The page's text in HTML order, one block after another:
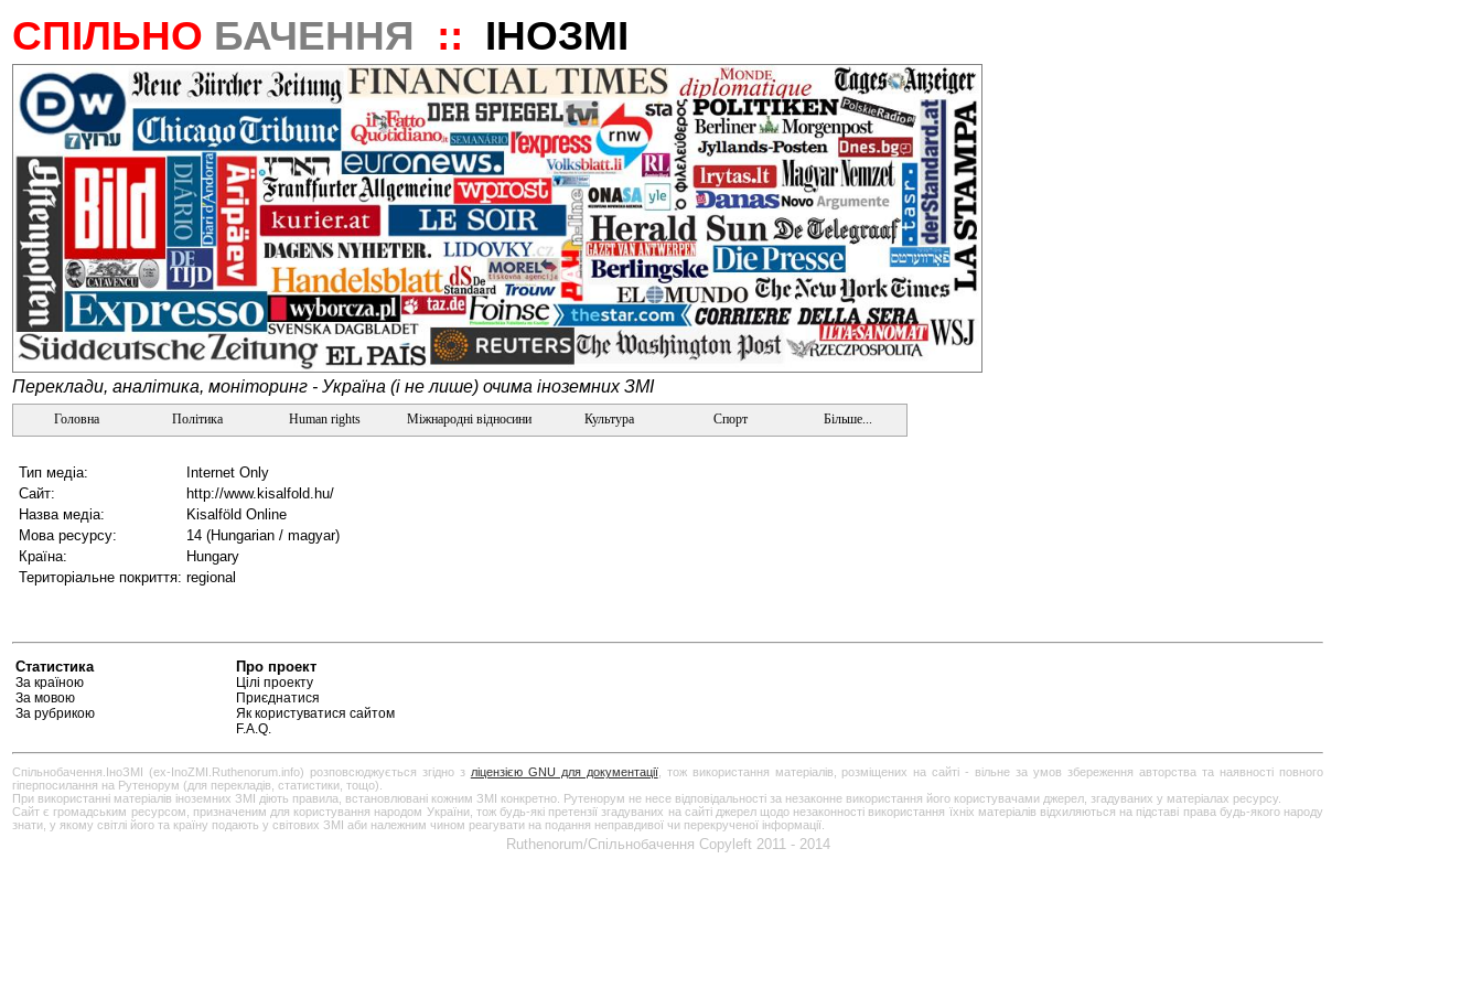
СПІЛЬНО БАЧЕННЯ :: ІНОЗМІ
Переклади, аналітика, моніторинг - Україна (і не лише) очима іноземних ЗМІ
Головна Політика Human rights Міжнародні відносини Культура Спорт Більше...
Тип медіа:
Internet Only
Сайт:
http://www.kisalfold.hu/
Назва медіа:
Kisalföld Online
Мова ресурсу:
14 (Hungarian / magyar)
Країна:
Hungary
Територіальне покриття: regional
Статистика
За країною
За мовою
За рубрикою
Про проект
Цілі проекту
Приєднатися
Як користуватися сайтом
F.A.Q.
Спільнобачення.ІноЗМІ (ex-InoZMI.Ruthenorum.info) розповсюджується згідно з ліцензією GNU для документації, тож використання матеріалів, розміщених на сайті - вільне за умов збереження авторства та наявності повного
гіперпосилання на Рутенорум (для перекладів, статистики, тощо).
При використанні матеріалів іноземних ЗМІ діють правила, встановлювані кожним ЗМІ конкретно. Рутенорум не несе відповідальності за незаконне використання його користувачами джерел, згадуваних у матеріалах ресурсу.
Сайт є громадським ресурсом, призначеним для користування народом України, тож будь-які претензії згадуваних на сайті джерел щодо незаконності використання їхніх матеріалів відхиляються на підставі права будь-якого народу
знати, у якому світлі його та країну подають у світових ЗМІ аби належним чином реагувати на подання неправдивої чи перекрученої інформації.
Ruthenorum/Спільнобачення Copyleft 2011 - 2014